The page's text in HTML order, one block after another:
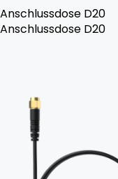
Anschlussdose D20
Anschlussdose D20